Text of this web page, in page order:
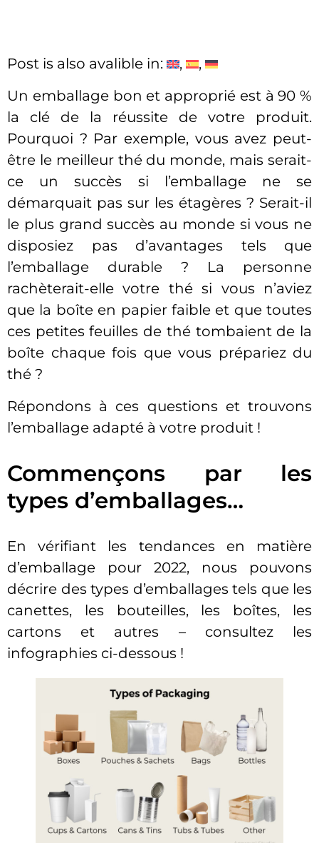
Post is also avalible in:
Un emballage bon et approprié est à 90 %
la clé de la réussite de votre produit.
Pourquoi ? Par exemple, vous avez peut-
être le meilleur thé du monde, mais serait-
ce un succès si l’emballage ne se
démarquait pas sur les étagères ? Serait-il
le plus grand succès au monde si vous ne
disposiez pas d’avantages tels que
l’emballage durable ? La personne
rachèterait-elle votre thé si vous n’aviez
que la boîte en papier faible et que toutes
ces petites feuilles de thé tombaient de la
boîte chaque fois que vous prépariez du
thé ?
Répondons à ces questions et trouvons
l’emballage adapté à votre produit !
Commençons par les
types d’emballages…
En vérifiant les tendances en matière
d’emballage pour 2022, nous pouvons
décrire des types d’emballages tels que les
canettes, les bouteilles, les boîtes, les
cartons et autres – consultez les
infographies ci-dessous !